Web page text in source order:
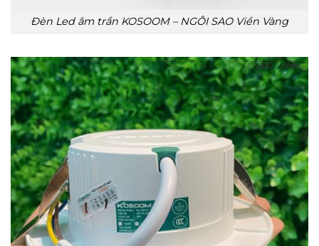
Đèn Led âm trần KOSOOM – NGÔI SAO Viền Vàng